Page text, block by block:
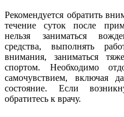
Рекомендуется обратить
течение суток после
нельзя заниматься
средства, выполнять
внимания, заниматься
спортом. Необходимо
самочувствием, включая
состояние. Если
обратитесь к врачу.